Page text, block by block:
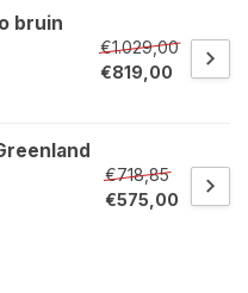
bruin
€1.029,00
€819,00
€718,85
€575,00